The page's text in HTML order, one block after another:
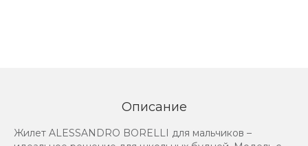
Описание
Жилет ALESSANDRO BORELLI для мальчиков –